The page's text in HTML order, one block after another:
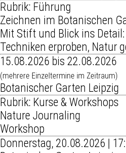
Rubrik: Führung
Zeichnen im Botanischen
Mit Stift und Blick ins
Techniken erproben, Natur
15.08.2026 bis 22.08.2026
(mehrere Einzeltermine im Zeitraum)
Botanischer Garten Leipzig
Rubrik: Kurse & Workshops
Nature Journaling
Workshop
Donnerstag, 20.08.2026 |